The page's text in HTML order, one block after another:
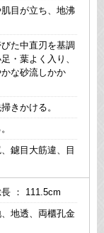
目が立ち、地沸
た中直刃を基調
・葉よく入り、
な砂流しかか
きかける。
鑢目大筋違、目
： 111.5cm
地透、両櫃孔金